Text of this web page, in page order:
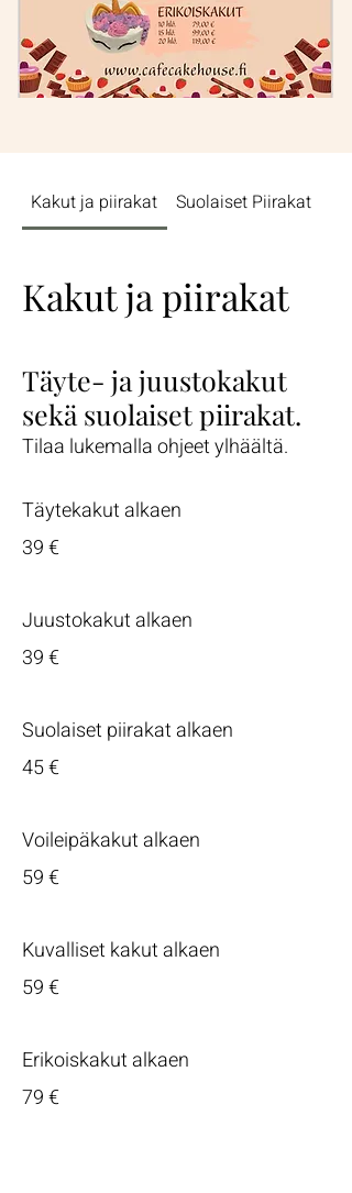
Kakut ja piirakat Suolaiset Piirakat
Kakut ja piirakat
Täyte- ja juustokakut
sekä suolaiset piirakat.
Täytekakut alkaen
39 €
Juustokakut alkaen
39 €
Suolaiset piirakat alkaen
45 €
Voileipäkakut alkaen
59 €
Kuvalliset kakut alkaen
59 €
Erikoiskakut alkaen
79 €